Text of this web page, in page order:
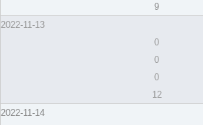
9
2022-11-13
0
0
0
12
2022-11-14